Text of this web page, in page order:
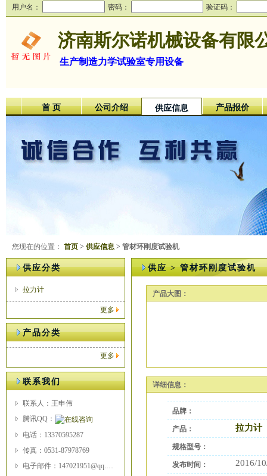
用户名： 密码： 验证码：
济南斯尔诺机械设备有限
生产制造力学试验室专用设备
首 页 公司介绍 供应信息 产品报价
您现在的位置： 首页 > 供应信息 > 管材环刚度试验机
供应分类
拉力计
更多
产品分类
更多
联系我们
联系人：王申伟
腾讯QQ：
电话：13370595287
传真：0531-87978769
电子邮件：147021951@qq.com
供应 > 管材环刚度试验机
产品大图：
详细信息：
品牌：
产品： 拉力计
规格型号：
发布时间： 2016/